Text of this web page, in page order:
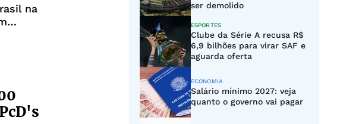
na
ser demolido
ESPORTES
Clube da Série A recusa R$
6,9 bilhões para virar SAF e
aguarda oferta
ECONOMIA
Salário mínimo 2027: veja
quanto o governo vai pagar